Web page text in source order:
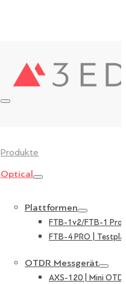
Produkte
Optical
Plattformen
FTB-1v2/FTB-1
FTB-4 PRO |
OTDR Messgerät
AXS-120 | Mini